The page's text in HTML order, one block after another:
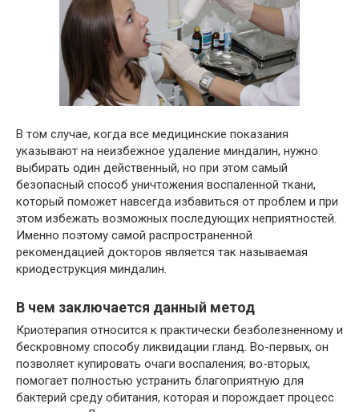
В том случае, когда все медицинские показания
указывают на неизбежное удаление миндалин, нужно
выбирать один действенный, но при этом самый
безопасный способ уничтожения воспаленной ткани,
который поможет навсегда избавиться от проблем и при
этом избежать возможных последующих неприятностей.
Именно поэтому самой распространенной
рекомендацией докторов является так называемая
криодеструкция миндалин.
В чем заключается данный метод
Криотерапия относится к практически безболезненному и
бескровному способу ликвидации гланд. Во-первых, он
позволяет купировать очаги воспаления; во-вторых,
помогает полностью устранить благоприятную для
бактерий среду обитания, которая и порождает процесс